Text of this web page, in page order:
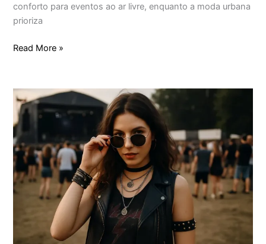
conforto para eventos ao ar livre, enquanto a moda urbana
prioriza
Read More »
Quando
e
como
usar
acessórios
para
realçar
seu
em
festival